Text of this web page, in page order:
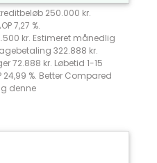
250.000 kr.
7,27 %.
kr. Estimeret månedlig
322.888 kr.
72.888 kr. Løbetid 1-15
24,99 %. Better Compared
denne